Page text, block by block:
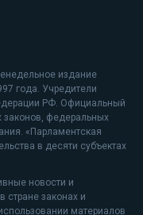
издание
года. Учредители
РФ. Официальный
законов, федеральных
«Парламентская
в десяти субъектах
новости и
законах и
материалов